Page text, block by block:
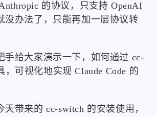
的协议，只支持 OpenAI
没办法了，只能再加一层协议转
手给大家演示一下，如何通过 cc-
，可视化地实现 Claude Code 的
天带来的 cc-switch 的安装使用，